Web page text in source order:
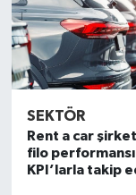
SEKTÖR
Rent a car
filo
KPI’larla takip